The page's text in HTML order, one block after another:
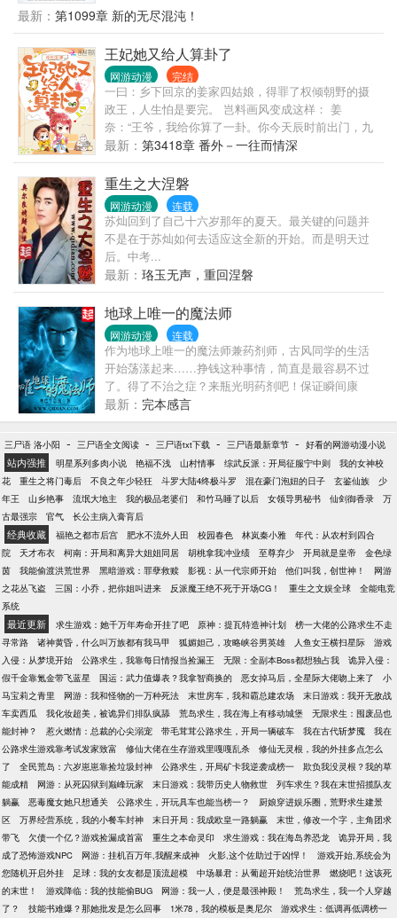
种植师的认知。炮灰加工厂？世界树上诞生的原初精
灵起步便是禁咒级魔法！加强版农民？黄中李和人参
果会让你明白什么叫立地成神！没有攻击技能？一手
混沌种青莲就能轻松毁灭一个大世界！直到纪元之
末，神魔之战在陈宇眼中也不过是小孩子的游戏罢
了，他只想默默耕耘他可爱的原初精灵们。
最新： 第1099章 新的无尽混沌！
王妃她又给人算卦了
网游动漫 完结
一曰：乡下回京的姜家四姑娘，得罪了权倾朝野的摄
政王，人生怕是要完。 岂料画风变成这样： 姜
奈：“王爷，我给你算了一卦。你今天辰时前出门，九
成九会遭雷劈。” 摄政王：……有何化解之法？ 姜
奈：来我阴阳斋购一神器，可避大祸。 暗卫：……这
不一锅盖么？属下觉得您似乎又被坑了。 本王翩然风
采岂是一锅盖可压？让你们看看，何谓头顶锅盖风轻
云淡。 二曰：四姑娘大字不识一个，半点文墨皆无，
写的文章怕是狗屁不通。 上京书院院长：四姑娘上知
天文下知地理，尤其对古姜国历史文化颇有研究，为
学术上作出极大贡献。 群众：怕说的不是同一个人
叭？这个院长八成是个托儿！ 三曰：四姑娘克母克兄
克叔婶姐妹，得送去庵里放养几年磨磨心气儿。 叔婶
姐妹：哭唧唧，求求乃们别造谣了。命苦哇，你们每
造谣一次，我们就集体倒霉一回。 数年后，姜奈牵着
小版摄政王逛街。 儿子好奇问：娘亲，为什么坊间尚
存一赌局，赌你在爹爹手里，活命不过三旬？ 姜奈一
脸心虚：这事要从一副山居图说起。 当年娘亲年少无
知，把你爹坑在一副画里，差点把他给活活饿死
啦…… 儿子：……您当时怎么想的呢？ 姜奈：就觉得
他怪可怜见的，饿得腰太细了……
最新： 第3418章 番外－一往而情深
重生之大涅磐
网游动漫 连载
苏灿回到了自己十六岁那年的夏天。最关键的问题并
不是在于苏灿如何去适应这全新的开始。而是明天过
后。中考...
最新： 珞玉无声，重回涅磐
地球上唯一的魔法师
网游动漫 连载
作为地球上唯一的魔法师兼药剂师，古风同学的生活
开始荡漾起来……挣钱这种事情，简直是最容易不过
了。得了不治之症？来瓶光明药剂吧！保证瞬间康
复。为考试成绩而闹心，为升学而烦心？一瓶醒脑剂
解决问题，不满分，全款退货！（注：语文作文成绩
不在三包范围内）豪车、名宅……这些对我来说都不
成问题。还有那个长腿美眉，这只是一个简单的悬浮
魔法而已，不要眼冒星星用那种崇拜的眼光看着我好
不好？当然，绝对不止这些。每一个魔法师都是博学
的。天文地理，人文社交，美食鉴赏……
最新： 完本感言
三尸语 洛小阳 - 三尸语全文阅读 - 三尸语txt下载 - 三尸语最新章节 - 好看的网游动漫小说
站内强推 明星系列多肉小说 艳福不浅 山村情事 综武反派：开局征服宁中则
我的女神校
花
重生之将门毒后 不良之年少轻狂 斗罗大陆4终极斗罗 混在豪门泡妞的日子 玄鉴仙族
少
年王
山乡艳事 流氓大地主 我的极品老婆们 和竹马睡了以后 女领导男秘书 仙剑御香录
万
古最强宗
官气 长公主病入膏肓后
经典收藏 福艳之都市后宫 肥水不流外人田 校园春色 林岚秦小雅
年代：从农村到四合
院
天才布衣 柯南：开局和离异大姐姐同居 胡桃拿我冲业绩 至尊弃少 开局就是皇帝
金色绿
茵
我能偷渡洪荒世界 黑暗游戏：罪孽救赎 影视：从一代宗师开始 他们叫我，创世神！
网游
之花丛飞盗
三国：小乔，把你姐叫进来 反派魔王绝不死于开场CG！ 重生之文娱全球
全能电竞
系统
最近更新 求生游戏：她千万年寿命开挂了吧 原神：提瓦特造神计划
榜一大佬的公路求生不走
寻常路
诸神黄昏，什么叫万族都有我马甲 狐媚妲己，攻略峡谷男英雄 人鱼女王横扫星际
游戏
入侵：从梦境开始
公路求生，我靠每日情报当捡漏王 无限：全副本Boss都想独占我
诡异入侵：
假千金靠氪金带飞蓝星
国运：武力值爆表？我拿智商换的 恶女掉马后，全星际大佬吻上来了
小
马宝莉之青里
网游：我和怪物的一万种死法 末世房车，我和霸总建农场
末日游戏：我开无敌战
车卖西瓜
我化妆超美，被诡异们排队疯舔 荒岛求生，我在海上有移动城堡
无限求生：囤废品也
能封神？
惹火燃情：总裁的心尖溺宠 带毛茸茸公路求生，开局一辆破车 我在古代斩梦魇
我在
公路求生游戏靠考试发家致富
修仙大佬在生存游戏里嘎嘎乱杀
修仙无灵根，我的外挂多点怎么
了
全民荒岛：六岁崽崽靠捡垃圾封神 公路求生，开局矿卡我逆袭成榜一
欺负我没灵根？我的草
能成精
网游：从死囚狱到巅峰玩家 末日游戏：我带历史人物救世
列车求生？我在末世招揽队友
躺赢
恶毒魔女她只想通关 公路求生，开玩具车也能当榜一？
厨娘穿进娱乐圈，荒野求生建景
区
万界经营系统，我的小餐车封神 末日开局：我成欧皇一路躺赢
末世，修改一个字，主角团求
带飞
欠债一个亿？游戏捡漏成首富 重生之本命灵印 求生游戏：我在海岛养恐龙
诡异开局，我
成了恐怖游戏NPC
网游：挂机百万年,我醒来成神 火影,这个佐助过于凶悍！
游戏开始,系统会为
您随机开启外挂
足球：我的女友都是顶流超模 中场暴君：从葡超开始统治世界
燃烧吧！这该死
的末世！
游戏降临：我的技能偷BUG 网游：我一人，便是最强神殿！
荒岛求生，我一个人穿越
了？
技能书难爆？那她批发是怎么回事 1米78，我的模板是奥尼尔 游戏求生：低调再低调榜一